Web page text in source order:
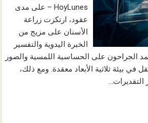
HoyLunes – على مدى
عقود، ارتكزت زراعة
الأسنان على مزيج من
الخبرة اليدوية والتفسير
الجراحون على الحساسية اللمسية والصور
في بيئة ثلاثية الأبعاد معقدة. ومع ذلك،